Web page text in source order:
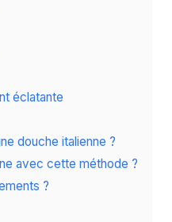
éclatante
douche italienne ?
avec cette méthode ?
?